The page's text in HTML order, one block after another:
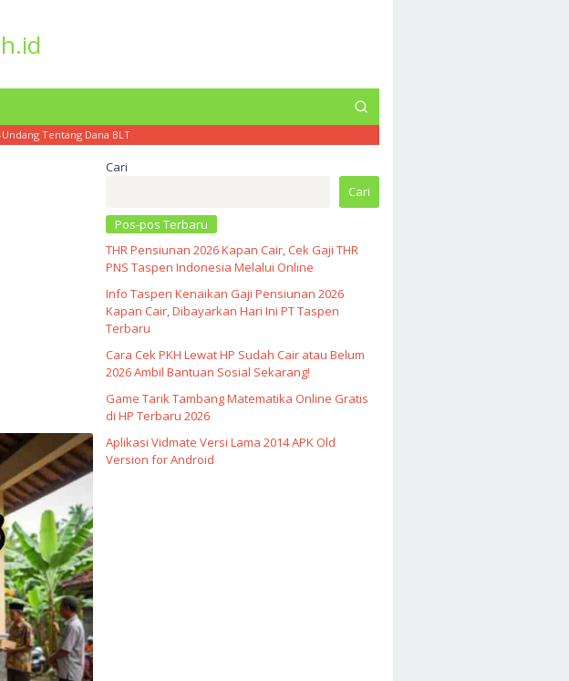
Tentang Dana BLT
Cari
Cari
Pos-pos Terbaru
THR Pensiunan 2026 Kapan Cair, Cek Gaji THR
PNS Taspen Indonesia Melalui Online
Info Taspen Kenaikan Gaji Pensiunan 2026
Kapan Cair, Dibayarkan Hari Ini PT Taspen
Terbaru
Cara Cek PKH Lewat HP Sudah Cair atau Belum
2026 Ambil Bantuan Sosial Sekarang!
Game Tarik Tambang Matematika Online Gratis
di HP Terbaru 2026
Aplikasi Vidmate Versi Lama 2014 APK Old
Version for Android